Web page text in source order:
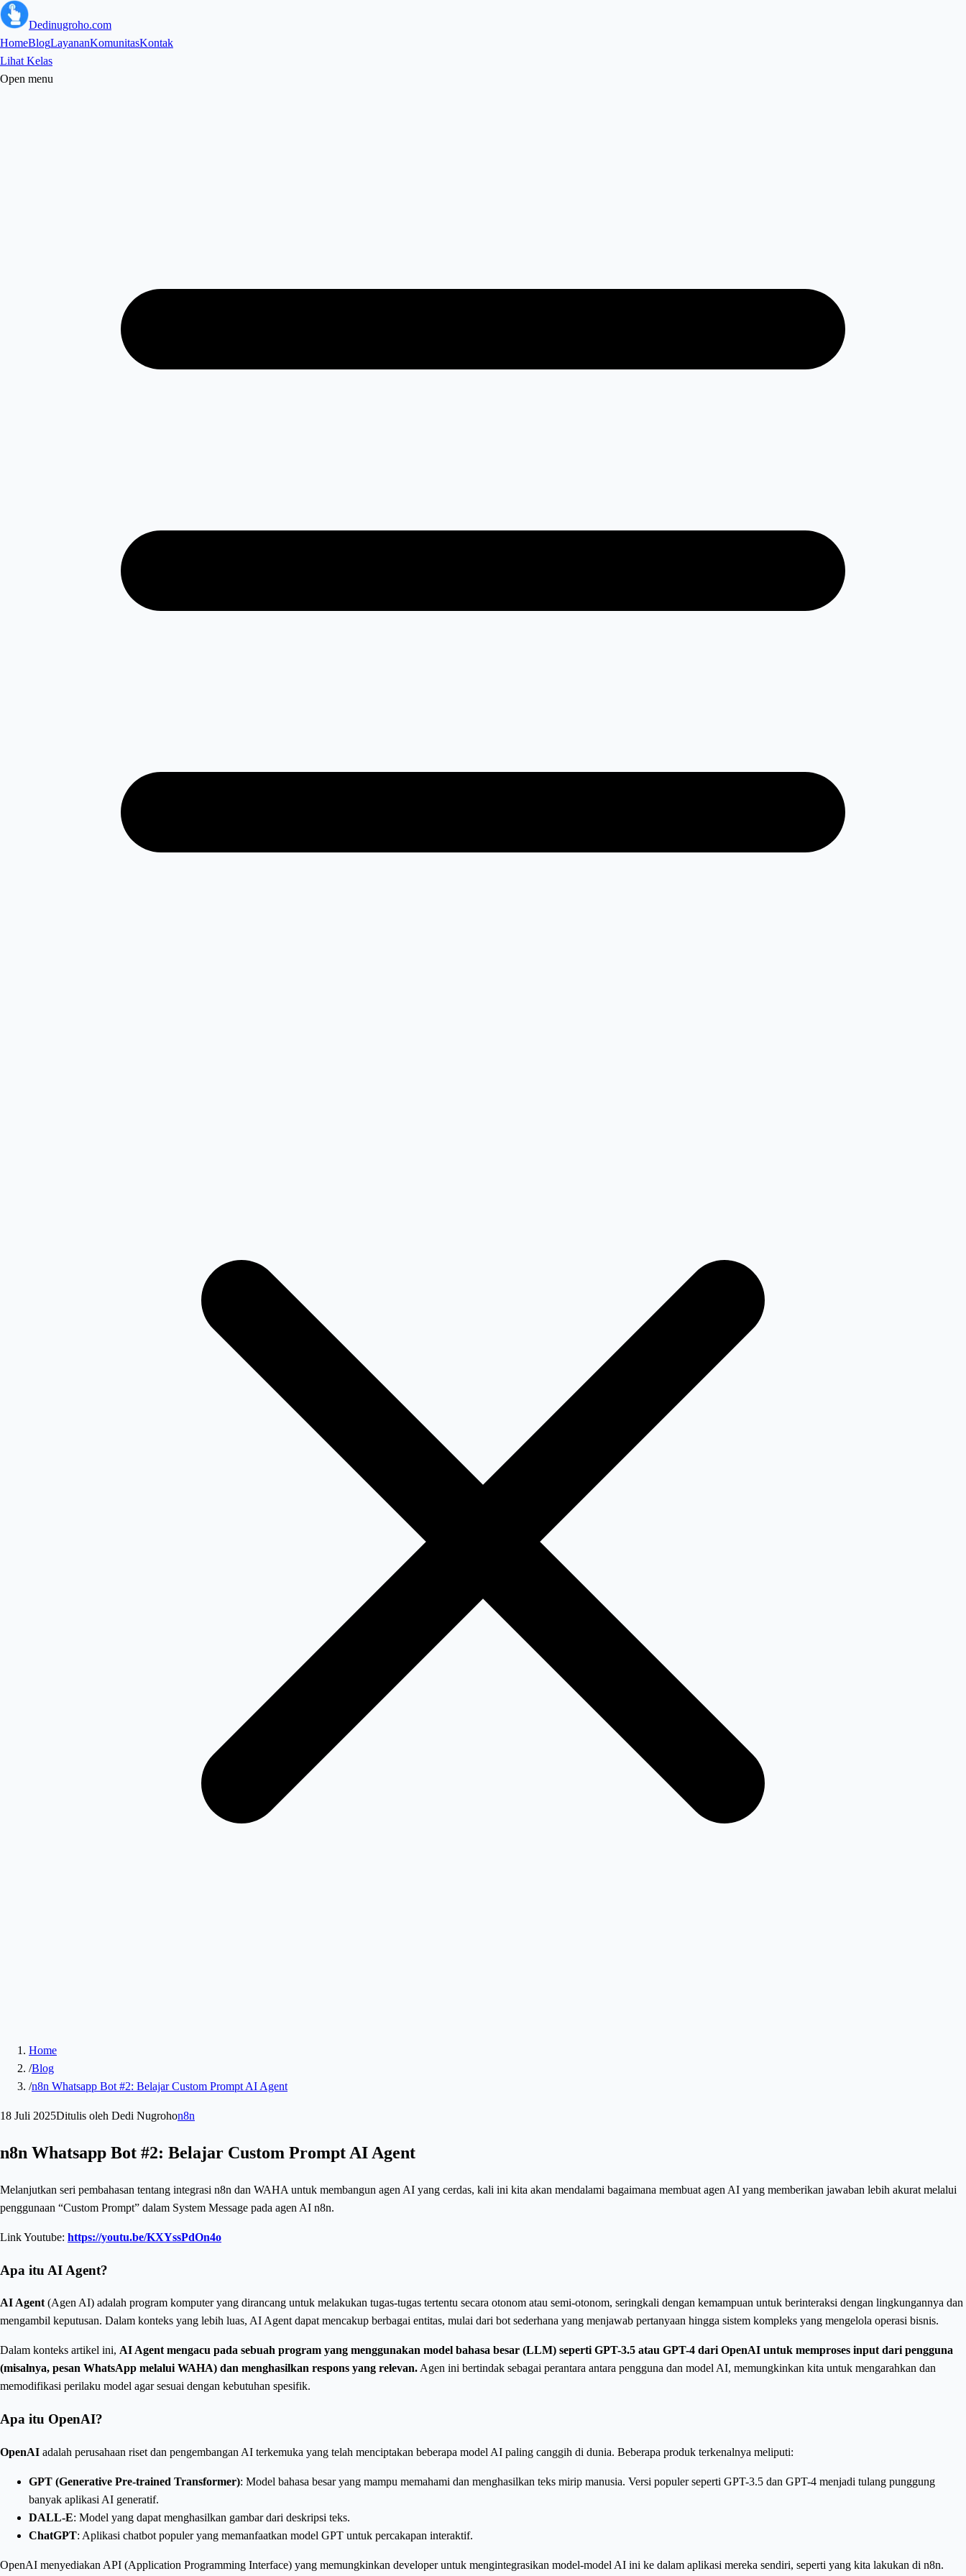
Dedinugroho.com
HomeBlogLayananKomunitasKontak
Lihat Kelas
Open menu
Home
/Blog
/n8n Whatsapp Bot #2: Belajar Custom Prompt AI Agent
18 Juli 2025Ditulis oleh Dedi Nugrohon8n
n8n Whatsapp Bot #2: Belajar Custom Prompt AI Agent
Melanjutkan seri pembahasan tentang integrasi n8n dan WAHA untuk membangun agen AI yang cerdas, kali ini kita akan mendalami bagaimana membuat agen AI yang memberikan jawaban lebih akurat melalui
penggunaan “Custom Prompt” dalam System Message pada agen AI n8n.
Link Youtube: https://youtu.be/KXYssPdOn4o
Apa itu AI Agent?
AI Agent (Agen AI) adalah program komputer yang dirancang untuk melakukan tugas-tugas tertentu secara otonom atau semi-otonom, seringkali dengan kemampuan untuk berinteraksi dengan lingkungannya dan
mengambil keputusan. Dalam konteks yang lebih luas, AI Agent dapat mencakup berbagai entitas, mulai dari bot sederhana yang menjawab pertanyaan hingga sistem kompleks yang mengelola operasi bisnis.
Dalam konteks artikel ini, AI Agent mengacu pada sebuah program yang menggunakan model bahasa besar (LLM) seperti GPT-3.5 atau GPT-4 dari OpenAI untuk memproses input dari pengguna
(misalnya, pesan WhatsApp melalui WAHA) dan menghasilkan respons yang relevan. Agen ini bertindak sebagai perantara antara pengguna dan model AI, memungkinkan kita untuk mengarahkan dan
memodifikasi perilaku model agar sesuai dengan kebutuhan spesifik.
Apa itu OpenAI?
OpenAI adalah perusahaan riset dan pengembangan AI terkemuka yang telah menciptakan beberapa model AI paling canggih di dunia. Beberapa produk terkenalnya meliputi:
GPT (Generative Pre-trained Transformer): Model bahasa besar yang mampu memahami dan menghasilkan teks mirip manusia. Versi populer seperti GPT-3.5 dan GPT-4 menjadi tulang punggung
banyak aplikasi AI generatif.
DALL-E: Model yang dapat menghasilkan gambar dari deskripsi teks.
ChatGPT: Aplikasi chatbot populer yang memanfaatkan model GPT untuk percakapan interaktif.
OpenAI menyediakan API (Application Programming Interface) yang memungkinkan developer untuk mengintegrasikan model-model AI ini ke dalam aplikasi mereka sendiri, seperti yang kita lakukan di n8n.